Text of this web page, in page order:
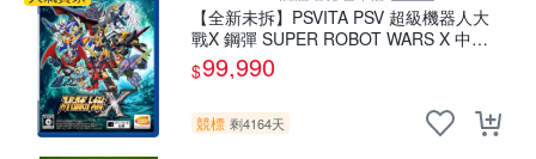
【全新未拆】PSVITA PSV 超級機器人大
戰X 鋼彈 SUPER ROBOT WARS X 中文
版【台中恐龍電玩】
$99,990
競標 剩4164天